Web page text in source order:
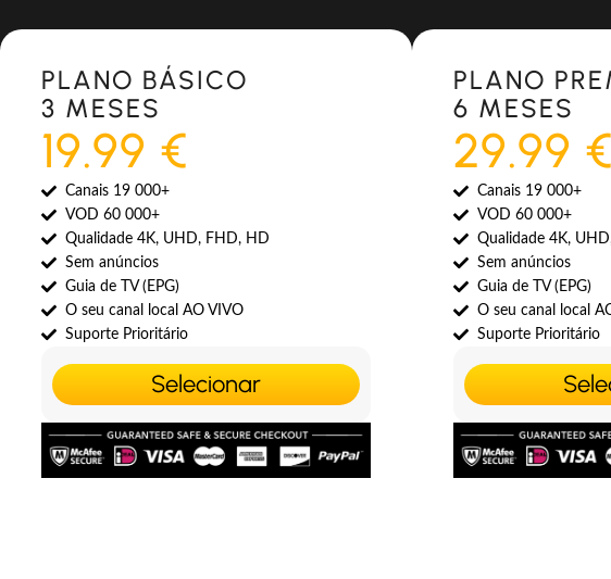
Most Popular
PLANO BÁSICO
3 MESES
19.99 €
Canais 19 000+
VOD 60 000+
Qualidade 4K, UHD, FHD, HD
Sem anúncios
Guia de TV (EPG)
O seu canal local AO VIVO
Suporte Prioritário
Selecionar
Most Popular
PLANO
6 MESES
29.99 €
Canais 19 000+
VOD 60 000+
Qualidade 4K,
Sem anúncios
Guia de TV (EPG)
O seu canal local
Suporte Prioritário